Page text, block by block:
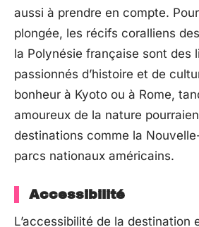
aussi à prendre en compte.
plongée, les récifs coralliens
la Polynésie française sont des
passionnés d’histoire et de
bonheur à Kyoto ou à Rome,
amoureux de la nature
destinations comme la
parcs nationaux américains.
Accessibilité
L’accessibilité de la destination